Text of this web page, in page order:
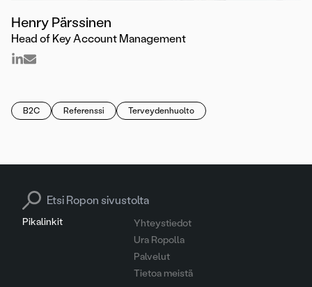
Henry Pärssinen
Head of Key Account Management
B2C Referenssi Terveydenhuolto
Pikalinkit
Yhteystiedot
Ura Ropolla
Palvelut
Tietoa meistä
Search for: